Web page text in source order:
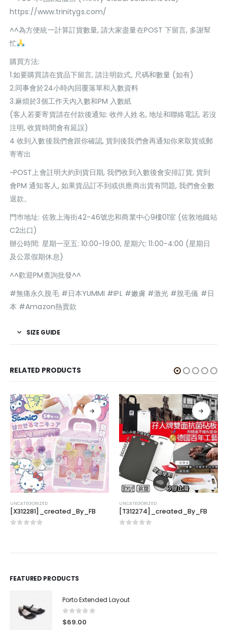
https://www.trinitygs.com/
^^為方便統一計算訂貨數量, 請大家盡量在POST 下留言, 多謝幫
忙
購買方法:
1.如要購買請在貨品下留言, 請注明款式, 尺碼和數量 (如有)
2.同事會於24小時內回覆落單和入數資料
3.麻煩於3個工作天內入數和PM 入數紙
(客人若要寄貨請在付款後通知: 收件人姓名, 地址和聯絡電話, 若沒
注明, 收貨時間會有延誤)
4 收到入數後我們會跟你確認, 貨到後我們會再通知你來取貨或郵
寄寄出
~POST上會註明大約到貨日期, 我們收到入數後會安排訂貨, 貨到
會PM 通知客人, 如果貨品訂不到或供應商出貨有問題, 我們會全數
退款。
門巿地址: 佐敦上海街42-46號忠和商業中心9樓01室 (佐敦地鐵站
C2出口)
辦公時間: 星期一至五: 10:00-19:00, 星期六: 11:00-4:00 (星期日
及公眾假期休息)
^^歡迎PM查詢批發^^
#無痛永久脫毛 #日本YUMMI #IPL #嫩膚 #激光 #脫毛儀 #日
本 #Amazon熱賣款
SIZE GUIDE
RELATED PRODUCTS
UNCATEGORIZED
[X312281]_created_By_FB
UNCATEGORIZED
[T312274]_created_By_FB
FEATURED PRODUCTS
Porto Extended Layout
0 out of 5
$69.00